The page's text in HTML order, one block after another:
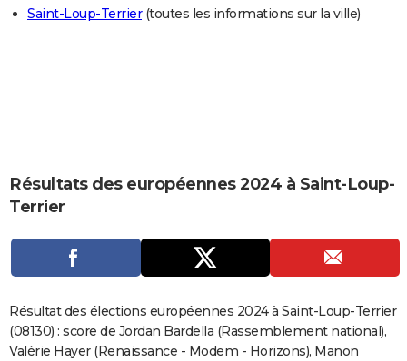
Alimentation
Guide de la santé
Maladies
Médicaments
Sommeil
VOYAGE
Carte de Noël
Carte Bonne année
Carte Saint-Valentin
Carte Pâques
Carte d'anniversaire
COPAINS D'AVANT
AVIS DE DÉCÈS
FORUM
Saint-Loup-Terrier(toutes les informations sur la ville)
Résultats des européennes 2024 à Saint-Loup-
Terrier
Résultat des élections européennes 2024 à Saint-Loup-Terrier
(08130) : score de Jordan Bardella (Rassemblement national),
Valérie Hayer (Renaissance - Modem - Horizons), Manon